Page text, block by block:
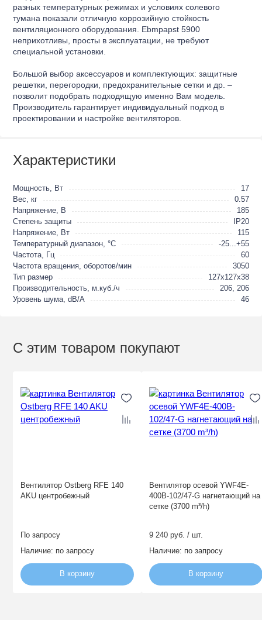
разных температурных режимах и условиях солевого
тумана показали отличную коррозийную стойкость
вентиляционного оборудования. Ebmpapst 5900
неприхотливы, просты в эксплуатации, не требуют
специальной установки.
Большой выбор аксессуаров и комплектующих: защитные
решетки, перегородки, предохранительные сетки и др. –
позволит подобрать подходящую именно Вам модель.
Производитель гарантирует индивидуальный подход в
проектировании и настройке вентиляторов.
Характеристики
Мощность, Вт
17
Вес, кг
0.57
Напряжение, B
185
Степень защиты
IP20
Напряжение, Вт
115
Температурный диапазон, °C
-25...+55
Частота, Гц
60
Частота вращения, оборотов/мин
3050
Тип размер
127x127x38
Производительность, м.куб./ч
206, 206
Уровень шума, dB/A
46
С этим товаром покупают
Вентилятор Ostberg RFE 140
AKU центробежный
По запросу
Наличие: по запросу
В корзину
Вентилятор осевой YWF4E-
400B-102/47-G нагнетающий на
сетке (3700 m³/h)
9 240 руб. / шт.
Наличие: по запросу
В корзину